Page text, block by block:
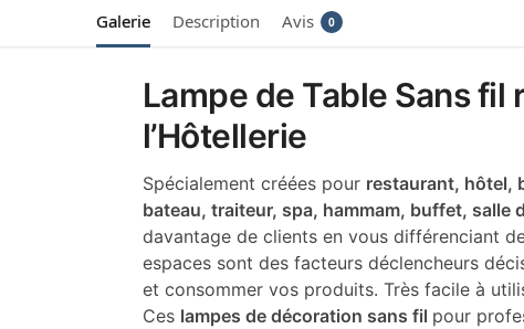
Galerie Description Avis 0
Lampe de Table Sans
l’Hôtellerie
Spécialement créées pour restaurant, hôtel,
bateau, traiteur, spa, hammam, buffet, salle
davantage de clients en vous différenciant
espaces sont des facteurs déclencheurs
et consommer vos produits. Très facile à
Ces lampes de décoration sans fil pour